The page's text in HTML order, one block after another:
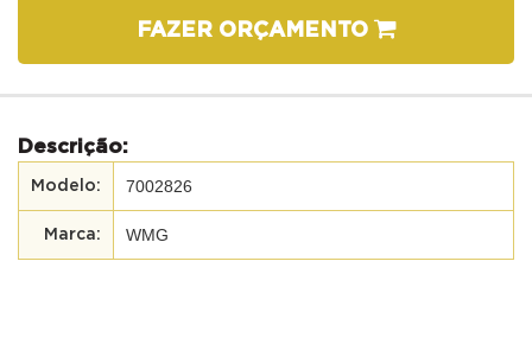
FAZER ORÇAMENTO
Descrição:
7002826
WMG